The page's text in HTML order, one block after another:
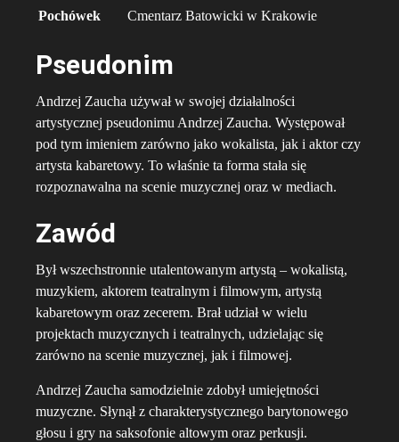
Pochówek
Cmentarz Batowicki w Krakowie
Pseudonim
Andrzej Zaucha używał w swojej działalności
artystycznej pseudonimu Andrzej Zaucha. Występował
pod tym imieniem zarówno jako wokalista, jak i aktor czy
artysta kabaretowy. To właśnie ta forma stała się
rozpoznawalna na scenie muzycznej oraz w mediach.
Zawód
Był wszechstronnie utalentowanym artystą – wokalistą,
muzykiem, aktorem teatralnym i filmowym, artystą
kabaretowym oraz zecerem. Brał udział w wielu
projektach muzycznych i teatralnych, udzielając się
zarówno na scenie muzycznej, jak i filmowej.
Andrzej Zaucha samodzielnie zdobył umiejętności
muzyczne. Słynął z charakterystycznego barytonowego
głosu i gry na saksofonie altowym oraz perkusji.